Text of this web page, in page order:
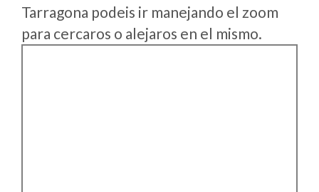
Tarragona podeis ir manejando el zoom
para cercaros o alejaros en el mismo.